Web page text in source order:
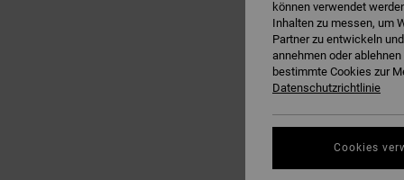
können verwendet
Inhalten zu messen, um
Partner zu entwickeln
annehmen oder
bestimmte Cookies zur
Datenschutzrichtlinie
Cookies